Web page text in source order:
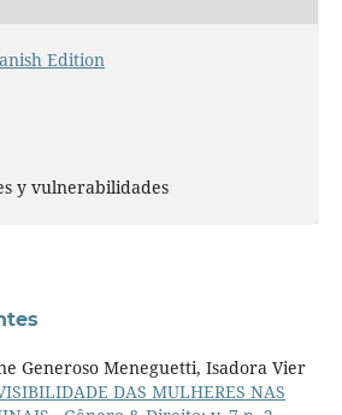
Edition
y vulnerabilidades
Generoso Meneguetti, Isadora Vier
DAS MULHERES NAS